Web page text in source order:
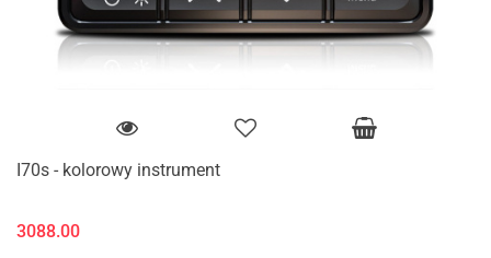
I70s - kolorowy instrument
3088.00